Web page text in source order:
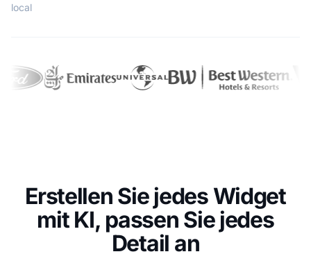
local
Erstellen Sie jedes Widget
mit KI, passen Sie jedes
Detail an